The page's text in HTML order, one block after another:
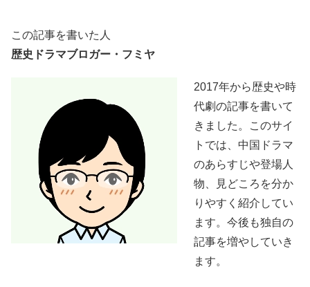
この記事を書いた人
歴史ドラマブロガー・フミヤ
2017年から歴史や時
代劇の記事を書いて
きました。このサイ
トでは、中国ドラマ
のあらすじや登場人
物、見どころを分か
りやすく紹介してい
ます。今後も独自の
記事を増やしていき
ます。